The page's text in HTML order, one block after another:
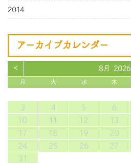
2014
アーカイブカレンダー
< 8月 2026
月 火 水 木
3
4 5 6
10
11 12 13
17
18 19 20
24
25 26 27
31